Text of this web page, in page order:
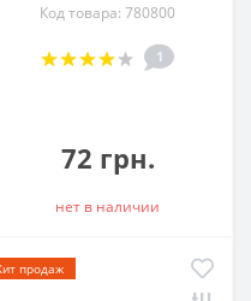
Код товара: 780800
1
72 грн.
нет в наличии
продаж